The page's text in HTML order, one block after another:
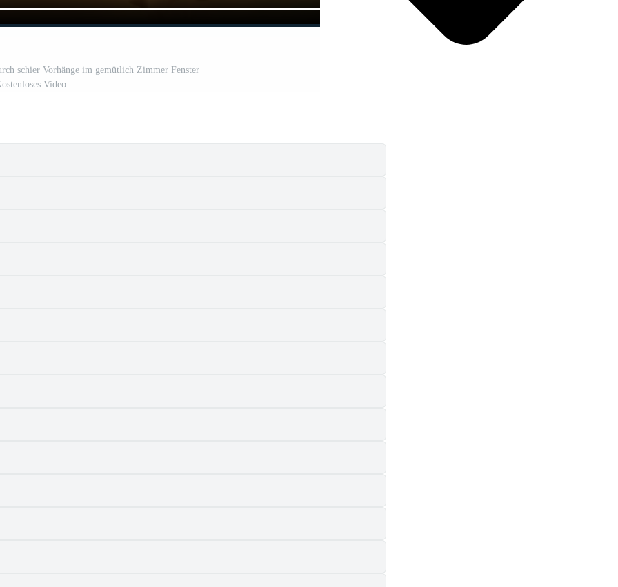
schier Vorhänge im gemütlich Zimmer Fenster
Video